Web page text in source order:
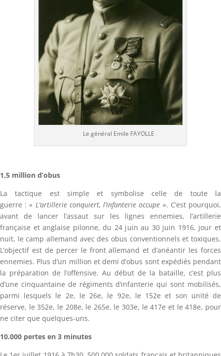
Le général Emile FAYOLLE
1,5 million d’obus
La tactique est simple et symbolise celle de toute la
guerre :« L’artillerie conquiert, l’infanterie occupe ». C’est pourquoi,
avant de lancer l’assaut sur les lignes ennemies, l’artillerie
française et anglaise pilonne, du 24 juin au 30 juin 1916, jour et
nuit, le camp allemand avec des obus conventionnels et toxiques.
L’objectif est de percer le front allemand et d’anéantir les forces
ennemies. Plus d’un million et demi d’obus sont expédiés pendant
la préparation de l’offensive. Au début de la bataille, c’est plus
d’une cinquantaine de régiments d’infanterie qui sont mobilisés,
parmi lesquels le 2e, le 26e, le 92e, le 152e et son unité de
réserve, le 352e, le 208e, le 265e, le 303e, le 417e et le 418e, pour
ne citer que quelques-uns.
10.000 pertes en 3 minutes